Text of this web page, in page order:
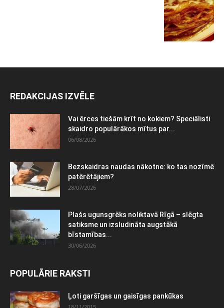
REDAKCIJAS IZVĒLE
Vai ērces tiešām krīt no kokiem? Speciālisti
skaidro populārākos mītus par...
06/08/2026
Bezskaidras naudas nākotne: ko tas nozīmē
patērētājiem?
28/07/2026
Plašs ugunsgrēks noliktavā Rīgā – slēgta
satiksme un izsludināta augstākā
bīstamības...
30/06/2026
POPULĀRIE RAKSTI
Ļoti garšīgas un gaisīgas pankūkas